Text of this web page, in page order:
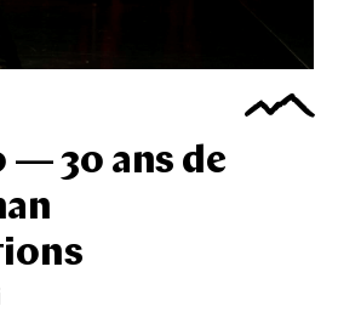
— 30 ans de